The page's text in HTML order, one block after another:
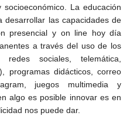
La educación
desarrollar las capacidades de
presencial y on line hoy día
a través del uso de los
redes sociales, telemática,
programas didácticos, correo
juegos multimedia y
algo es posible innovar es en
nos puede dar.